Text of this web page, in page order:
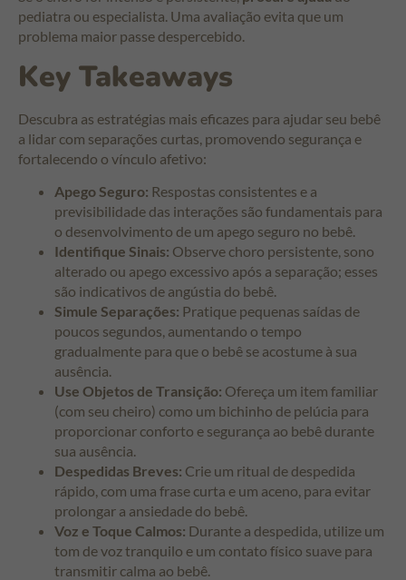
pediatra ou especialista. Uma avaliação evita que um
problema maior passe despercebido.
Key Takeaways
Descubra as estratégias mais eficazes para ajudar seu bebê
a lidar com separações curtas, promovendo segurança e
fortalecendo o vínculo afetivo:
Apego Seguro: Respostas consistentes e a
previsibilidade das interações são fundamentais para
o desenvolvimento de um apego seguro no bebê.
Identifique Sinais: Observe choro persistente, sono
alterado ou apego excessivo após a separação; esses
são indicativos de angústia do bebê.
Simule Separações: Pratique pequenas saídas de
poucos segundos, aumentando o tempo
gradualmente para que o bebê se acostume à sua
ausência.
Use Objetos de Transição: Ofereça um item familiar
(com seu cheiro) como um bichinho de pelúcia para
proporcionar conforto e segurança ao bebê durante
sua ausência.
Despedidas Breves: Crie um ritual de despedida
rápido, com uma frase curta e um aceno, para evitar
prolongar a ansiedade do bebê.
Voz e Toque Calmos: Durante a despedida, utilize um
tom de voz tranquilo e um contato físico suave para
transmitir calma ao bebê.